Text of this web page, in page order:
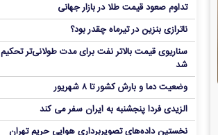
تداوم صعود قیمت طلا در بازار جهانی
ناترازی بنزین در تیرماه چقدر بود؟
سناریوی قیمت بالاتر نفت برای مدت طولانی‌تر تحکیم
شد
وضعیت دما و بارش کشور تا ۸ شهریور
الزیدی فردا پنجشنبه به ایران سفر می کند
نخستین داده‌های تصویربرداری هوایی حریم تهران